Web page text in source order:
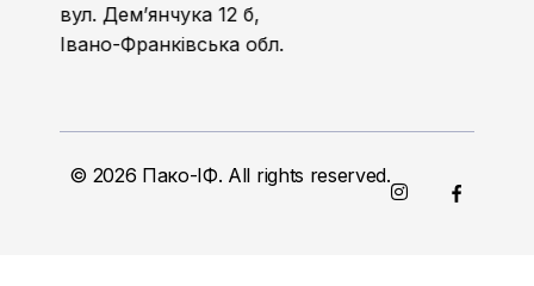
вул. Дем’янчука 12 б,
Івано-Франківська обл.
© 2026 Пако-ІФ. All rights reserved.